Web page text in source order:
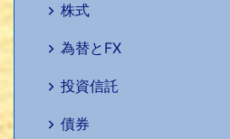
株式
為替とFX
投資信託
債券